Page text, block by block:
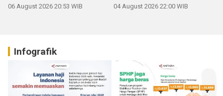
06 August 2026 20:53 WIB 04 August 2026 22:00 WIB
Infografik